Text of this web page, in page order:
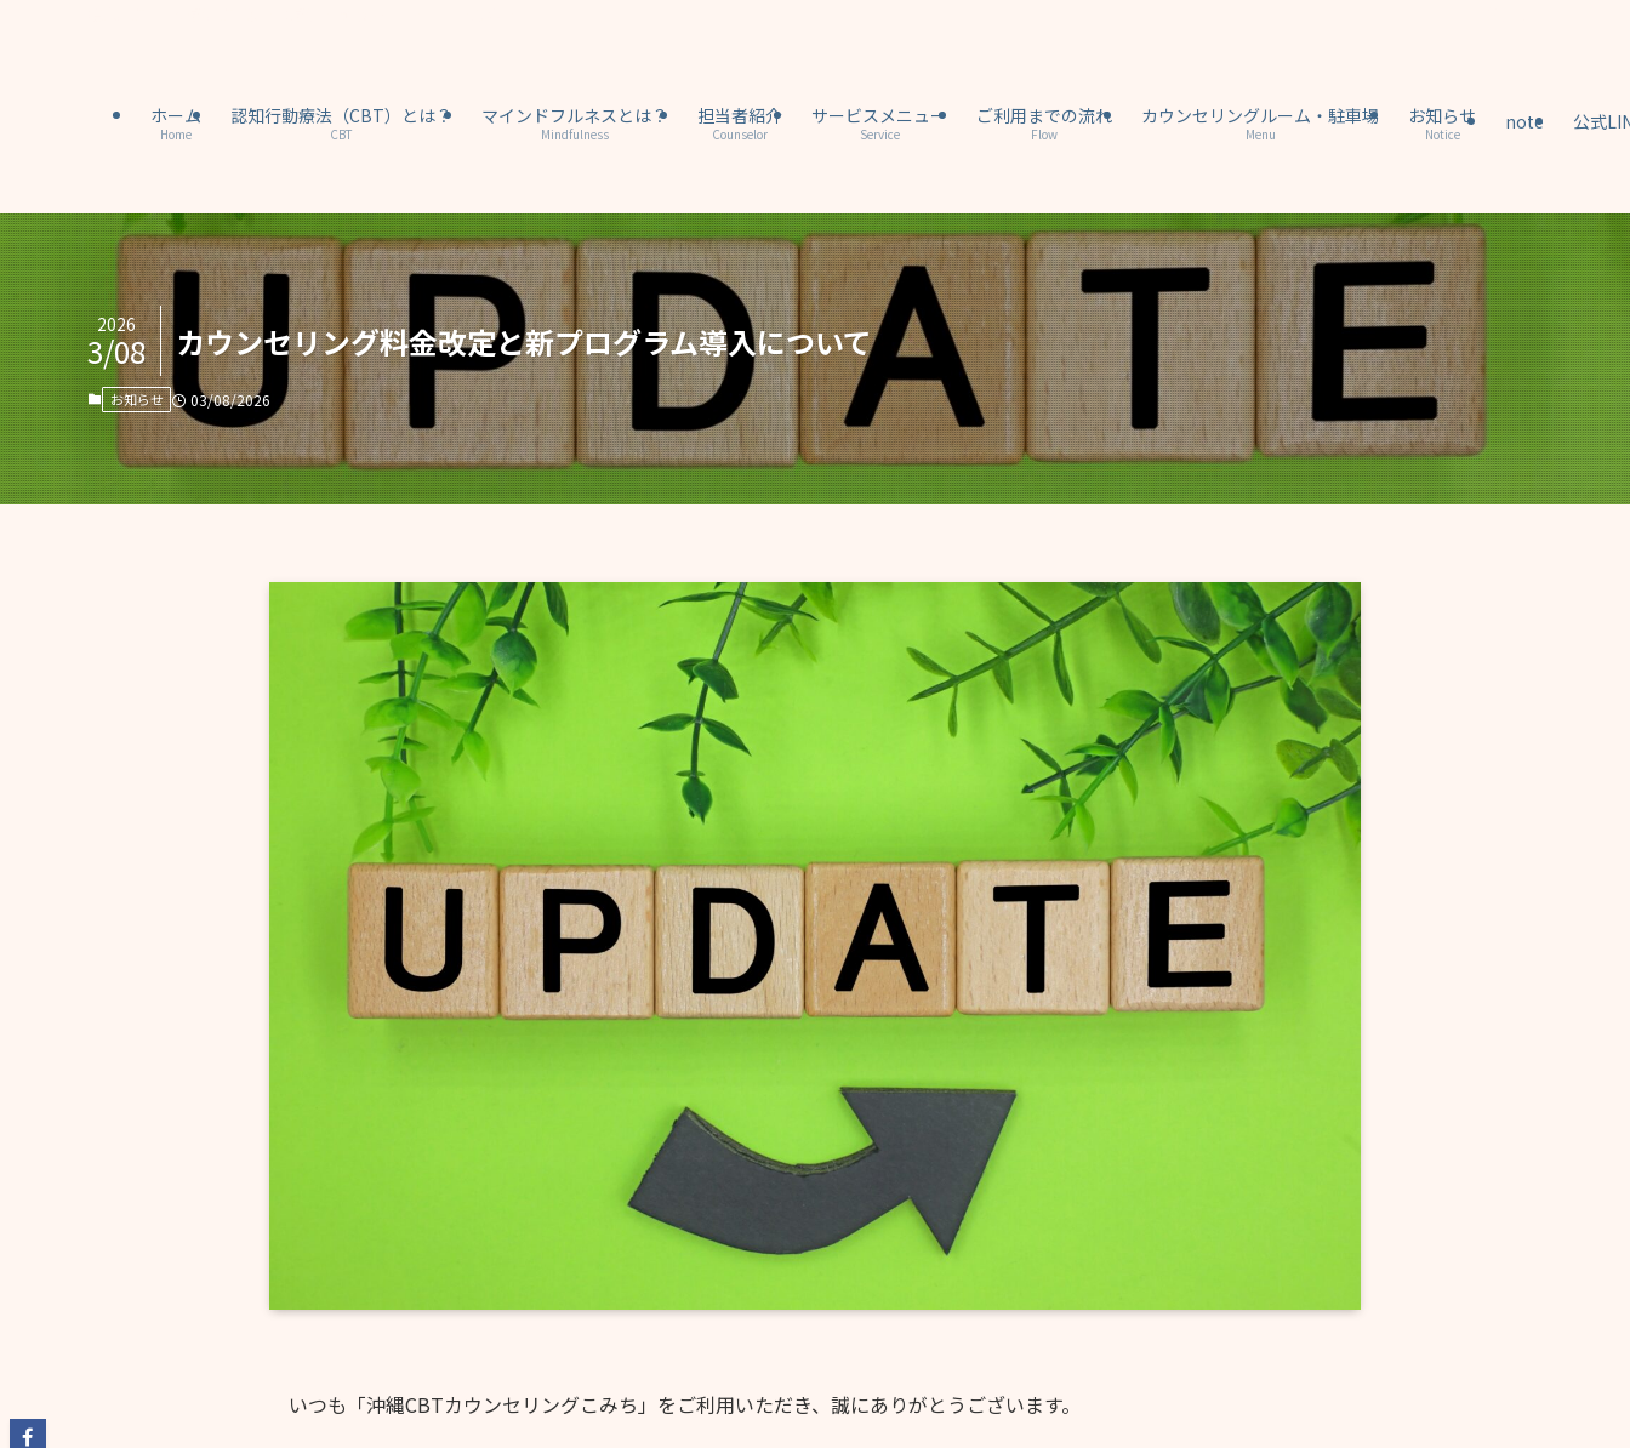
ホーム
Home
認知行動療法（CBT）とは？
CBT
マインドフルネスとは？
Mindfulness
担当者紹介
Counselor
サービスメニュー
Service
ご利用までの流れ
Flow
カウンセリングルーム・駐車場
Menu
お知らせ
Notice
note 公式
カウンセリング料金改定と新プログラム導入について
2026
3/08
お知らせ 03/08/2026
いつも「沖縄CBTカウンセリングこみち」をご利用いただき、誠にありがとうございます。